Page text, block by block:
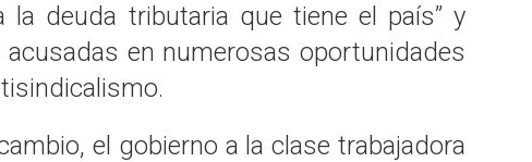
la deuda tributaria que tiene el país” y
en numerosas oportunidades
el gobierno a la clase trabajadora